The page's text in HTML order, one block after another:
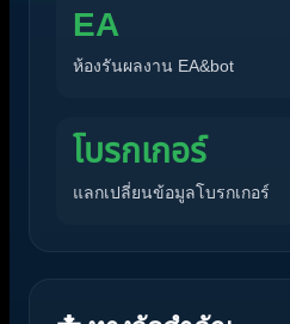
EA
ห้องรันผลงาน EA&bot
โบรกเกอร์
แลกเปลี่ยนข้อมูลโบรกเกอร์